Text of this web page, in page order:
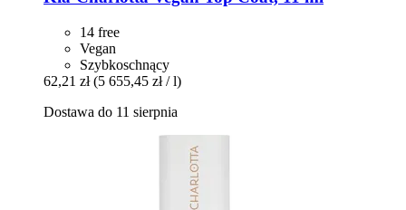
14 free
Vegan
Szybkoschnący
62,21 zł (5 655,45 zł / l)
Dostawa do 11 sierpnia